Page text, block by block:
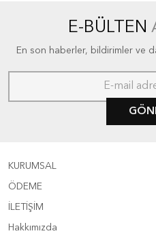
E-BÜLTEN
En son haberler, bildirimler ve
KURUMSAL
ÖDEME
İLETİŞİM
Hakkımızda